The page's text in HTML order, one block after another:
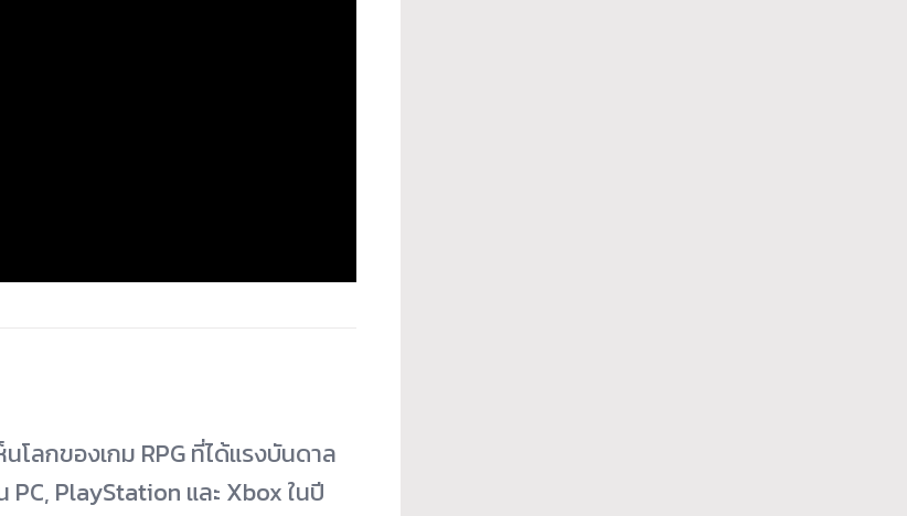
โลกของเกม RPG ที่ได้แรงบันดาล
PC, PlayStation และ Xbox ในปี